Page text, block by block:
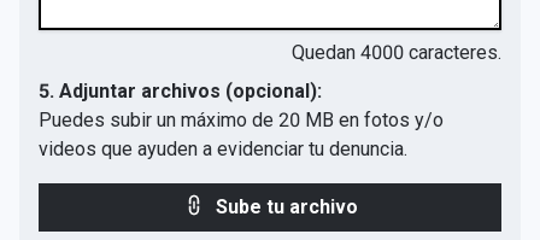
Quedan 4000 caracteres.
5. Adjuntar archivos (opcional):
Puedes subir un máximo de 20 MB en fotos y/o
videos que ayuden a evidenciar tu denuncia.
Sube tu archivo